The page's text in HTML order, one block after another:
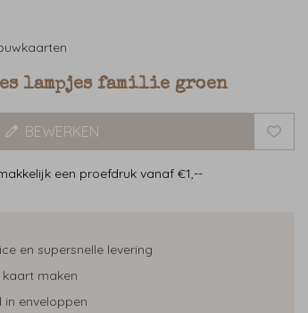
lampjes familie groen
BEWERKEN
een proefdruk vanaf €1,--
en supersnelle levering
kaart maken
in enveloppen